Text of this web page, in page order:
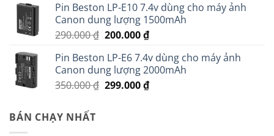
là:
350.000 ₫.
tại
là:
220.000 ₫.
Pin Beston LP-E10 7.4v dùng cho máy ảnh
Canon dung lượng 1500mAh
290.000₫ Giá
là:
290.000 ₫.
200.000₫Giá
tại
là:
200.000 ₫.
Pin Beston LP-E6 7.4v dùng cho máy ảnh
Canon dung lượng 2000mAh
350.000₫ Giá
299.000₫Giá
BÁN CHẠY NHẤT